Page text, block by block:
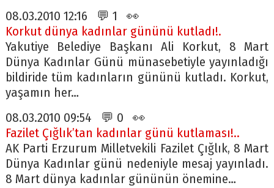
08.03.2010 12:16 💬 1 👀
Korkut dünya kadınlar gününü kutladı!.
Yakutiye Belediye Başkanı Ali Korkut, 8 Mart
Dünya Kadınlar Günü münasebetiyle yayınladığı
bildiride tüm kadınların gününü kutladı. Korkut,
yaşamın her…
08.03.2010 09:54 💬 0 👀
Fazilet Çığlık’tan kadınlar günü kutlaması!..
AK Parti Erzurum Milletvekili Fazilet Çığlık, 8 Mart
Dünya Kadınlar günü nedeniyle mesaj yayınladı.
8 Mart dünya kadınlar gününün önemine…